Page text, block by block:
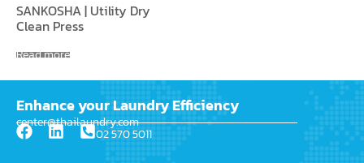
SANKOSHA | Utility Dry
Clean Press
Read more
Enhance your Laundry Efficiency
center@thailaundry.com
02 570 5011